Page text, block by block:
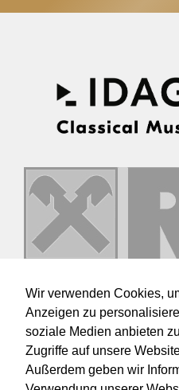
Wir verwenden Cookies,
Anzeigen zu
soziale Medien anbieten
Zugriffe auf unsere
Außerdem geben wir